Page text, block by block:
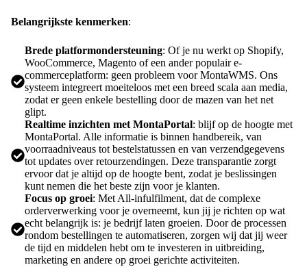
Belangrijkste kenmerken:
Brede platformondersteuning: Of je nu werkt op Shopify,
WooCommerce, Magento of een ander populair e-
commerceplatform: geen probleem voor MontaWMS. Ons
systeem integreert moeiteloos met een breed scala aan media,
zodat er geen enkele bestelling door de mazen van het net
glipt.
Realtime inzichten met MontaPortal: blijf op de hoogte met
MontaPortal. Alle informatie is binnen handbereik, van
voorraadniveaus tot bestelstatussen en van verzendgegevens
tot updates over retourzendingen. Deze transparantie zorgt
ervoor dat je altijd op de hoogte bent, zodat je beslissingen
kunt nemen die het beste zijn voor je klanten.
Focus op groei: Met All-infulfilment, dat de complexe
orderverwerking voor je overneemt, kun jij je richten op wat
echt belangrijk is: je bedrijf laten groeien. Door de processen
rondom bestellingen te automatiseren, zorgen wij dat jij weer
de tijd en middelen hebt om te investeren in uitbreiding,
marketing en andere op groei gerichte activiteiten.